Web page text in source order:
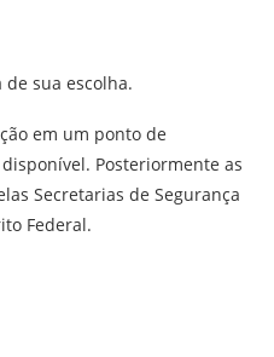
sua escolha.
em um ponto de
Posteriormente as
Secretarias de Segurança
Federal.